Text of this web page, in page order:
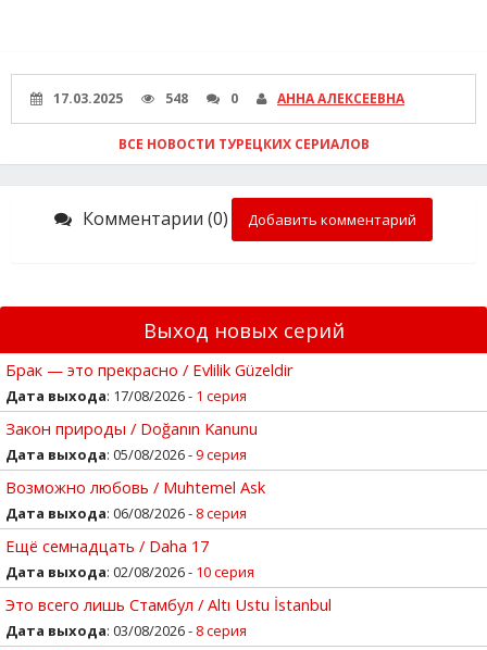
17.03.2025 548 0 АННА АЛЕКСЕЕВНА
ВСЕ НОВОСТИ ТУРЕЦКИХ СЕРИАЛОВ
Комментарии (0) Добавить комментарий
Выход новых серий
Брак — это прекрасно / Evlilik Güzeldir
Дата выхода: 17/08/2026 - 1 серия
Закон природы / Doğanın Kanunu
Дата выхода: 05/08/2026 -9 серия
Возможно любовь / Muhtemel Ask
Дата выхода: 06/08/2026 - 8 серия
Ещё семнадцать / Daha 17
Дата выхода: 02/08/2026 - 10 серия
Это всего лишь Стамбул / Altı Ustu İstanbul
Дата выхода: 03/08/2026 - 8 серия